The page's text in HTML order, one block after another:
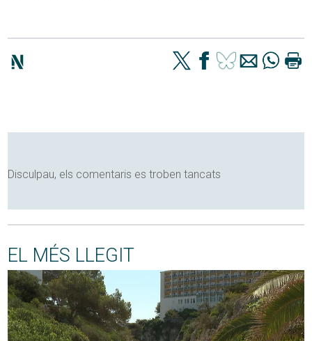
Disculpau, els comentaris es troben tancats
EL MÉS LLEGIT